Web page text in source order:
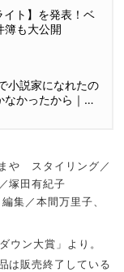
ト】を発表！ベ
簿も大公開
小説家になれたの
かったから｜朝
や スタイリング／
塚田有紀子
集／本間万里子、
ウン大賞」より。
は販売終了している